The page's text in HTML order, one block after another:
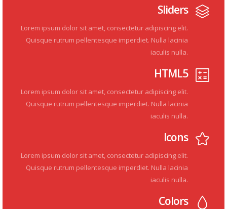
Sliders
Lorem ipsum dolor sit amet, consectetur adipiscing elit.
Quisque rutrum pellentesque imperdiet. Nulla lacinia
iaculis nulla.
HTML5
Lorem ipsum dolor sit amet, consectetur adipiscing elit.
Quisque rutrum pellentesque imperdiet. Nulla lacinia
iaculis nulla.
Icons
Lorem ipsum dolor sit amet, consectetur adipiscing elit.
Quisque rutrum pellentesque imperdiet. Nulla lacinia
iaculis nulla.
Colors